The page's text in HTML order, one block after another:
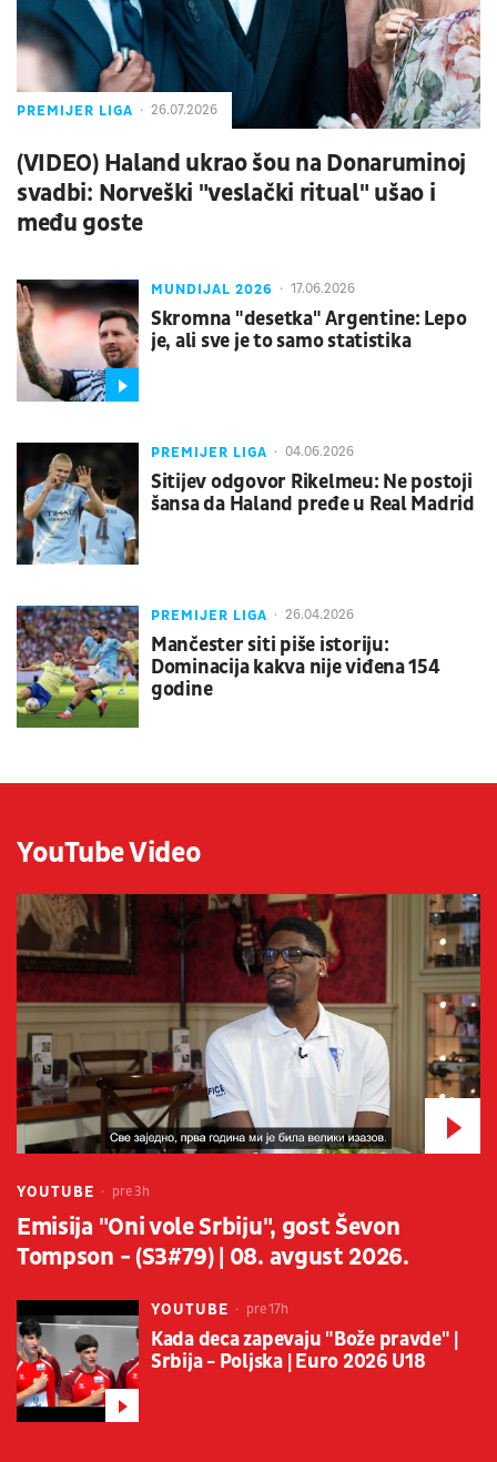
PREMIJER LIGA 26.07.2026
(VIDEO) Haland ukrao šou na Donaruminoj
svadbi: Norveški "veslački ritual" ušao i
među goste
MUNDIJAL 2026 17.06.2026
Skromna "desetka" Argentine: Lepo
je, ali sve je to samo statistika
PREMIJER LIGA 04.06.2026
Sitijev odgovor Rikelmeu: Ne postoji
šansa da Haland pređe u Real Madrid
PREMIJER LIGA 26.04.2026
Mančester siti piše istoriju:
Dominacija kakva nije viđena 154
godine
YouTube Video
YOUTUBE pre 3h
Emisija "Oni vole Srbiju", gost Ševon
Tompson - (S3#79) | 08. avgust 2026.
YOUTUBE pre 17h
Kada deca zapevaju "Bože pravde" |
Srbija - Poljska | Euro 2026 U18